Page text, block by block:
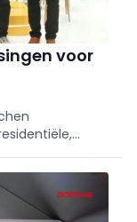
voor
specifiek